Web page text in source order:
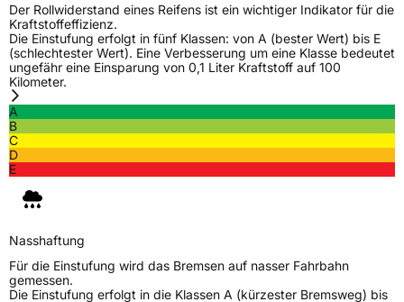
Der Rollwiderstand eines Reifens ist ein wichtiger Indikator für die
Kraftstoffeffizienz.
Die Einstufung erfolgt in fünf Klassen: von A (bester Wert) bis E
(schlechtester Wert). Eine Verbesserung um eine Klasse bedeutet
ungefähr eine Einsparung von 0,1 Liter Kraftstoff auf 100
Kilometer.
A
B
C
D
E
Nasshaftung
Für die Einstufung wird das Bremsen auf nasser Fahrbahn
gemessen.
Die Einstufung erfolgt in die Klassen A (kürzester Bremsweg) bis